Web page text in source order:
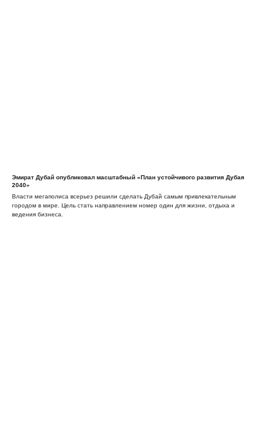
Эмират Дубай опубликовал масштабный «План устойчивого развития Дубая
2040»
Власти мегаполиса всерьез решили сделать Дубай самым привлекательным
городом в мире. Цель стать направлением номер один для жизни, отдыха и
ведения бизнеса.